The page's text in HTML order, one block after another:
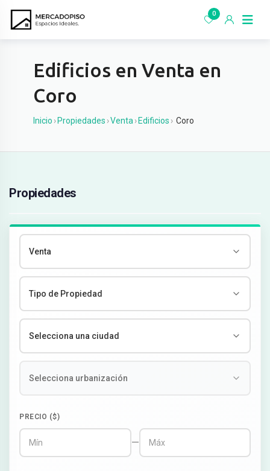
0
Edificios en Venta en
Coro
Inicio › Propiedades ›Venta › Edificios › Coro
Propiedades
PRECIO ($)
—